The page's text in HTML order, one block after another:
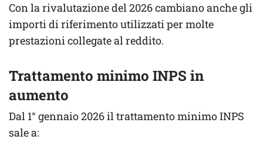
Con la rivalutazione del 2026 cambiano anche gli
importi di riferimento utilizzati per molte
prestazioni collegate al reddito.
Trattamento minimo INPS in
aumento
Dal 1° gennaio 2026 il trattamento minimo INPS
sale a: